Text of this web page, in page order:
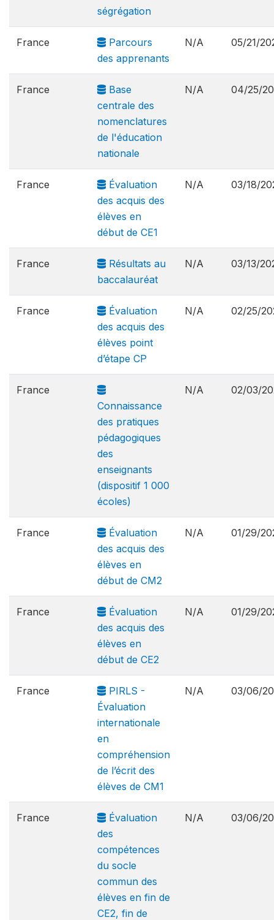
ségrégation
France
Parcours
des apprenants
N/A 05/21/
France
Base
centrale des
nomenclatures
de l'éducation
nationale
N/A 04/25/
France
Évaluation
des acquis des
élèves en
début de CE1
N/A 03/18/
France
Résultats au
baccalauréat
N/A 03/13/
France
Évaluation
des acquis des
élèves point
d’étape CP
N/A 02/25/
France
Connaissance
des pratiques
pédagogiques
des
enseignants
(dispositif 1 000
écoles)
N/A 02/03/
France
Évaluation
des acquis des
élèves en
début de CM2
N/A 01/29/
France
Évaluation
des acquis des
élèves en
début de CE2
N/A 01/29/
France
PIRLS -
Évaluation
internationale
en
compréhension
de l’écrit des
élèves de CM1
N/A 03/06/
France
Évaluation
des
compétences
du socle
commun des
élèves en fin de
CE2, fin de
N/A 03/06/